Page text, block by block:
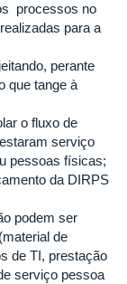
processos no
para a
perante
que tange à
o fluxo de
serviço
pessoas físicas;
da DIRPS
podem ser
de
de TI, prestação
serviço pessoa